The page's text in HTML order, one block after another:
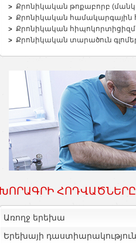
Քրոնիկական թոքաբորբ
Քրոնիկական
Քրոնիկական
Քրոնիկական տարածուն
ԽՈՐԱԳՐԻ ՀՈԴՎԱԾՆԵՐԸ
Առողջ երեխա
Երեխայի